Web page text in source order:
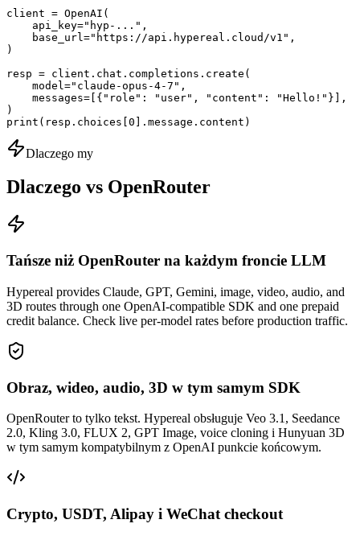
client = OpenAI(
    api_key="hyp-...",
    base_url="https://api.hypereal.cloud/v1",
)
resp = client.chat.completions.create(
    model="claude-opus-4-7",
    messages=[{"role": "user", "content": "Hello!"}],
)
print(resp.choices[0].message.content)
Dlaczego my
Dlaczego vs OpenRouter
Tańsze niż OpenRouter na każdym froncie LLM
Hypereal provides Claude, GPT, Gemini, image, video, audio, and
3D routes through one OpenAI-compatible SDK and one prepaid
credit balance. Check live per-model rates before production traffic.
Obraz, wideo, audio, 3D w tym samym SDK
OpenRouter to tylko tekst. Hypereal obsługuje Veo 3.1, Seedance
2.0, Kling 3.0, FLUX 2, GPT Image, voice cloning i Hunyuan 3D
w tym samym kompatybilnym z OpenAI punkcie końcowym.
Crypto, USDT, Alipay i WeChat checkout